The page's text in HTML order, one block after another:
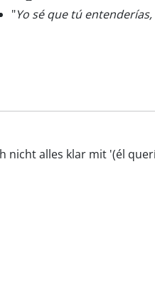
"Yo sé que tú
nicht alles klar mit '(él